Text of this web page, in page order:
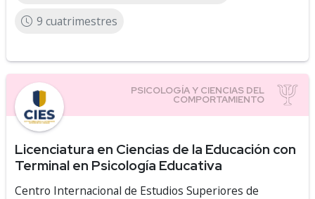
9 cuatrimestres
Licenciatura en Ciencias de la Educación con
Terminal en Psicología Educativa
Centro Internacional de Estudios Superiores de